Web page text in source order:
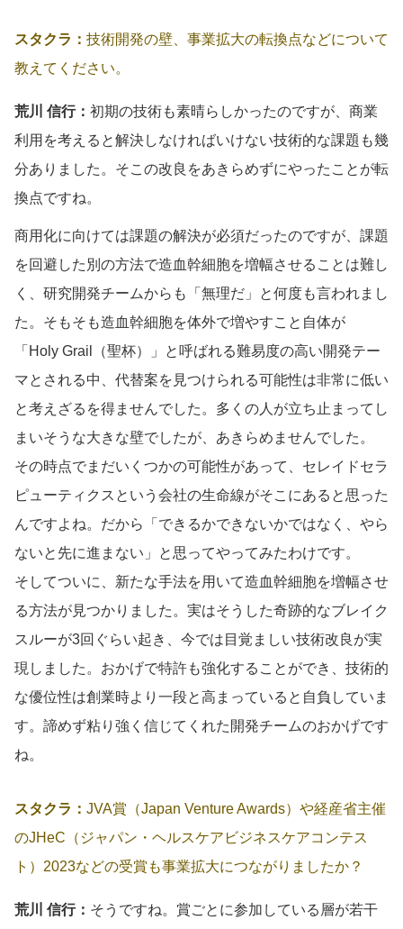
スタクラ： 技術開発の壁、事業拡大の転換点などについて
教えてください。
荒川 信行： 初期の技術も素晴らしかったのですが、商業
利用を考えると解決しなければいけない技術的な課題も幾
分ありました。そこの改良をあきらめずにやったことが転
換点ですね。
商用化に向けては課題の解決が必須だったのですが、課題
を回避した別の方法で造血幹細胞を増幅させることは難し
く、研究開発チームからも「無理だ」と何度も言われまし
た。そもそも造血幹細胞を体外で増やすこと自体が
「Holy Grail（聖杯）」と呼ばれる難易度の高い開発テー
マとされる中、代替案を見つけられる可能性は非常に低い
と考えざるを得ませんでした。多くの人が立ち止まってし
まいそうな大きな壁でしたが、あきらめませんでした。
その時点でまだいくつかの可能性があって、セレイドセラ
ピューティクスという会社の生命線がそこにあると思った
んですよね。だから「できるかできないかではなく、やら
ないと先に進まない」と思ってやってみたわけです。
そしてついに、新たな手法を用いて造血幹細胞を増幅させ
る方法が見つかりました。実はそうした奇跡的なブレイク
スルーが3回ぐらい起き、今では目覚ましい技術改良が実
現しました。おかげで特許も強化することができ、技術的
な優位性は創業時より一段と高まっていると自負していま
す。諦めず粘り強く信じてくれた開発チームのおかげです
ね。
スタクラ： JVA賞（Japan Venture Awards）や経産省主催
のJHeC（ジャパン・ヘルスケアビジネスケアコンテス
ト）2023などの受賞も事業拡大につながりましたか？
荒川 信行： そうですね。賞ごとに参加している層が若干